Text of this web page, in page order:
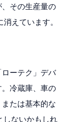
その生産量の
えています。
ーテク」デバ
冷蔵庫、車の
たは基本的な
しないかもしれ